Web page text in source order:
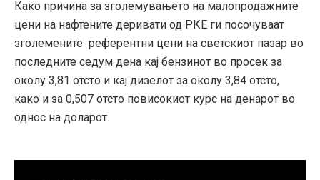
Како причина за зголемувањето на малопродажните
цени на нафтените деривати од РКЕ ги посочуваат
зголемените референтни цени на светскиот пазар во
последните седум дена кај бензинот во просек за
околу 3,81 отсто и кај дизелот за околу 3,84 отсто,
како и за 0,507 отсто повисокиот курс на денарот во
однос на доларот.